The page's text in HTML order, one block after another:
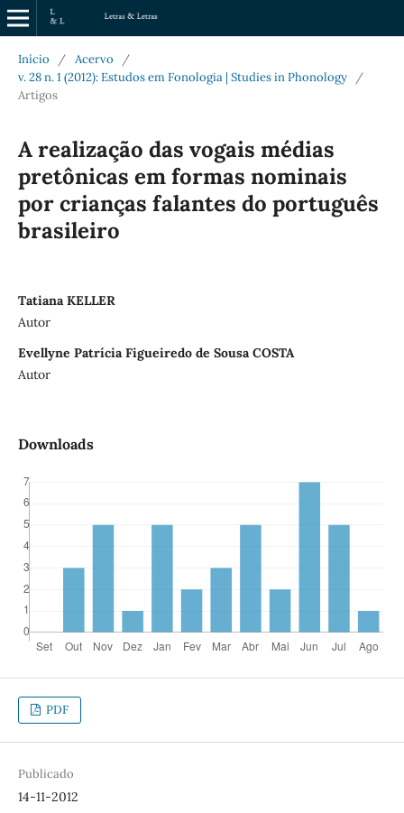
Início / Acervo
/
v. 28 n. 1 (2012): Estudos em Fonologia | Studies in Phonology
/
Artigos
A realização das vogais médias
pretônicas em formas nominais
por crianças falantes do português
brasileiro
Tatiana KELLER
Autor
Evellyne Patrícia Figueiredo de Sousa COSTA
Autor
Downloads
PDF
Publicado
14-11-2012